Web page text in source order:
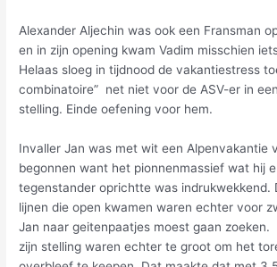
Alexander Aljechin was ook een Fransman
en in zijn opening kwam Vadim misschien
Helaas sloeg in tijdnood de vakantiestress
combinatoire” net niet voor de ASV-er in
stelling. Einde oefening voor hem.
Invaller Jan was met wit een Alpenvakantie
begonnen want het pionnenmassief wat hij
tegenstander oprichtte was indrukwekkend.
lijnen die open kwamen waren echter voor
Jan naar geitenpaatjes moest gaan zoeken.
zijn stelling waren echter te groot om het